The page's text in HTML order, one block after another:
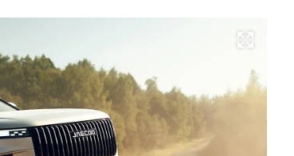
Развернуть на весь экран